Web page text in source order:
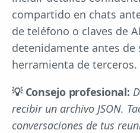
compartido en chats
de teléfono o claves de
detenidamente antes
herramienta de terceros.
💡 Consejo profesional:
recibir un archivo JSON.
conversaciones de tus